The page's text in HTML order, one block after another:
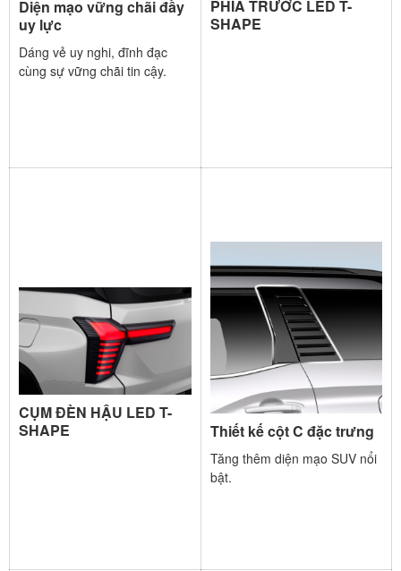
Diện mạo vững chãi đầy
uy lực
Dáng vẻ uy nghi, đĩnh đạc
cùng sự vững chãi tin cậy.
PHÍA TRƯỚC LED T-
SHAPE
CỤM ĐÈN HẬU LED T-
SHAPE
Thiết kế cột C đặc trưng
Tăng thêm diện mạo SUV nổi
bật.